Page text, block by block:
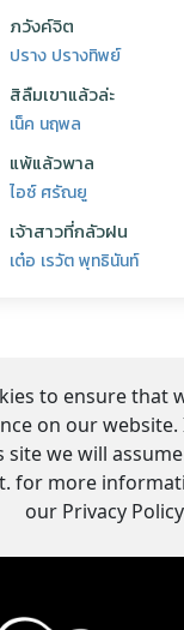
ภวังค์จิต
ปราง ปรางทิพย์
สิลืมเขาแล้วล่ะ
เน็ค นฤพล
แพ้แล้วพาล
ไอซ์ ศรัณยู
เจ้าสาวที่กลัวฝน
เต๋อ เรวัต พุทธินันท์
to ensure that
on our
site we will
for more
our Privacy Policy